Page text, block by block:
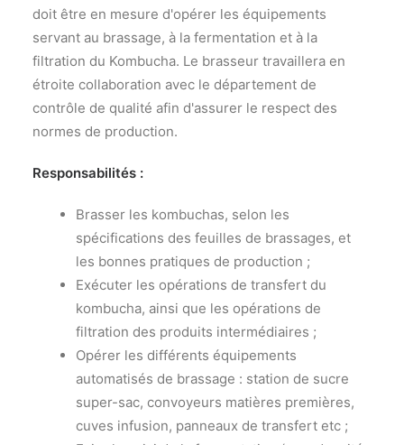
doit être en mesure d'opérer les équipements
servant au brassage, à la fermentation et à la
filtration du Kombucha. Le brasseur travaillera en
étroite collaboration avec le département de
contrôle de qualité afin d'assurer le respect des
normes de production.
Responsabilités :
Brasser les kombuchas, selon les
spécifications des feuilles de brassages, et
les bonnes pratiques de production ;
Exécuter les opérations de transfert du
kombucha, ainsi que les opérations de
filtration des produits intermédiaires ;
Opérer les différents équipements
automatisés de brassage : station de sucre
super-sac, convoyeurs matières premières,
cuves infusion, panneaux de transfert etc ;